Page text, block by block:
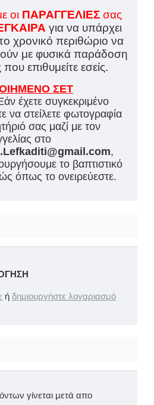
οι ΠΑΡΑΓΓΕΛΙΕΣ σας
για να υπάρχει
χρονικό περιθώριο να
με φυσικά παράδοση
επιθυμείτε εσείς.
ΣΕΤ
έχετε συγκεκριμένο
να στείλετε φωτογραφία
σας μαζί με τον
στο
,
το βαπτιστικό
όπως το ονειρεύεστε.
ή δημιουργήστε λογαριασμό
γίνεται μετά απο